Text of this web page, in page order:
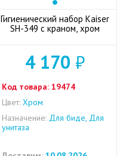
Гигиенический набор Kaiser
SH-349 с краном, хром
4 170 ₽
Код товара: 19474
Цвет: Хром
Назначение: Для биде, Для
унитаза